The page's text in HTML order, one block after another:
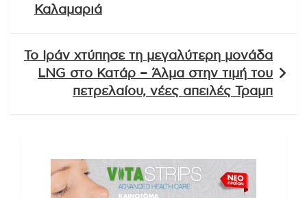
Καλαμαριά
Το Ιράν χτύπησε τη μεγαλύτερη μονάδα
LNG στο Κατάρ – Άλμα στην τιμή του
πετρελαίου, νέες απειλές Τραμπ